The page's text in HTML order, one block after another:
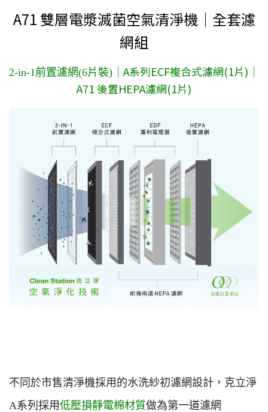
A71 雙層電漿滅菌空氣清淨機｜全套濾
網組
2-in-1前置濾網(6片裝) ｜A系列ECF複合式濾網(1片)｜
A71 後置HEPA濾網(1片)
不同於市售清淨機採用的水洗紗初濾網設計，克立淨
A系列採用低壓損靜電棉材質做為第一道濾網